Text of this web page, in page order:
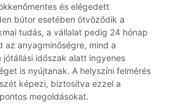
és elégedett
bútor esetében ötvöződik a
tudás, a vállalat pedig 24 hónap
az anyagminőségre, mind a
jótállási időszak alatt ingyenes
is nyújtanak. A helyszíni felmérés
képezi, biztosítva ezzel a
megoldásokat.